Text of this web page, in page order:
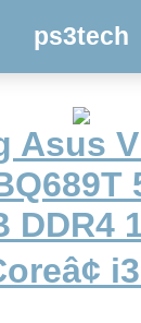
ps3tech
Asus
DDR4